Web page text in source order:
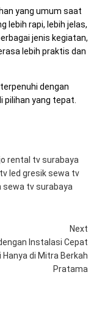
yang umum saat
lebih rapi, lebih jelas,
jenis kegiatan,
lebih praktis dan
dengan
pilihan yang tepat.
rental tv surabaya
led gresiksewa tv
sewa tv surabaya
Next
Instalasi Cepat
Hanya di Mitra Berkah
Pratama